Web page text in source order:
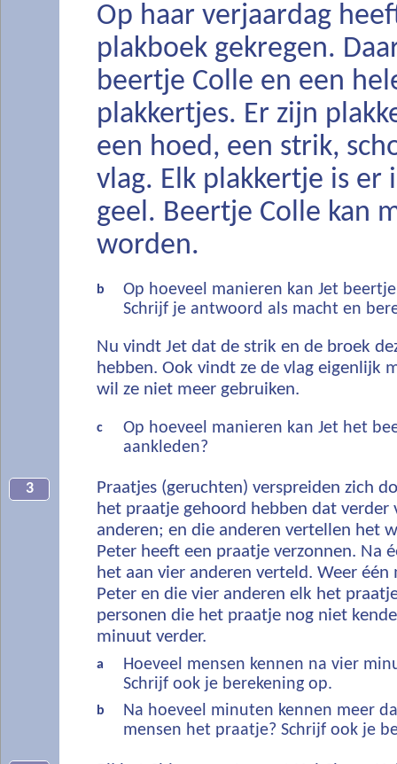
Op haar verjaardag
plakboek gekregen.
beertje Colle en een
plakkertjes. Er zijn
een hoed, een strik,
vlag. Elk plakkertje is
geel. Beertje Colle kan
worden.
b
Op hoeveel manieren kan Jet
Schrijf je antwoord als macht en
Nu vindt Jet dat de strik en de broek
hebben. Ook vindt ze de vlag eigenlijk
wil ze niet meer gebruiken.
c
Op hoeveel manieren kan Jet het
aankleden?
3
Praatjes (geruchten) verspreiden zich
het praatje gehoord hebben dat verder
anderen; en die anderen vertellen het
Peter heeft een praatje verzonnen. Na
het aan vier anderen verteld. Weer
Peter en die vier anderen elk het
personen die het praatje nog niet
minuut verder.
a
Hoeveel mensen kennen na vier
Schrijf ook je berekening op.
b
Na hoeveel minuten kennen meer
mensen het praatje? Schrijf ook je